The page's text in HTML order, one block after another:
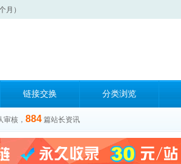
月）
链接交换 分类浏览
核， 884 篇站长资讯